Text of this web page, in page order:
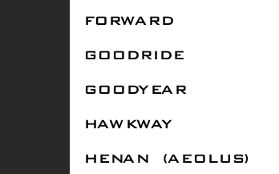
FORWARD
GOODRIDE
GOODYEAR
HAWKWAY
HENAN (AEOLUS)